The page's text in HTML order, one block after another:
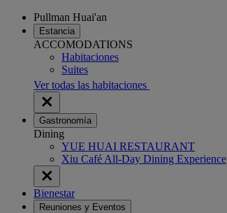
Pullman Huai'an
Estancia
ACCOMODATIONS
Habitaciones
Suites
Ver todas las habitaciones
Gastronomía
Dining
YUE HUAI RESTAURANT
Xiu Café All-Day Dining Experience
Bienestar
Reuniones y Eventos